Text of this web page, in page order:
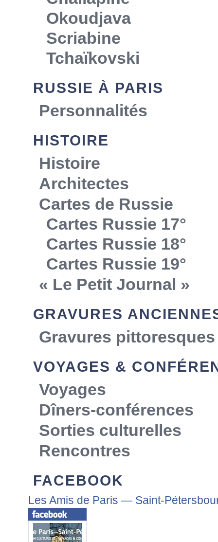
Okoudjava
Scriabine
Tchaïkovski
RUSSIE À PARIS
Personnalités
HISTOIRE
Histoire
Architectes
Cartes de Russie
Cartes Russie 17°
Cartes Russie 18°
Cartes Russie 19°
« Le Petit Journal »
GRAVURES
Gravures pittoresques
VOYAGES &
Voyages
Dîners-conférences
Sorties culturelles
Rencontres
FACEBOOK
Les Amis de Paris — Saint-